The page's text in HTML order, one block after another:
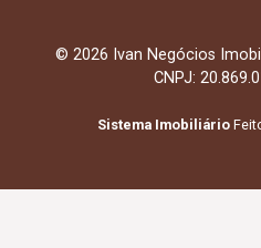
© 2026 Ivan Negócios
CNPJ:
Sistema Imobiliário